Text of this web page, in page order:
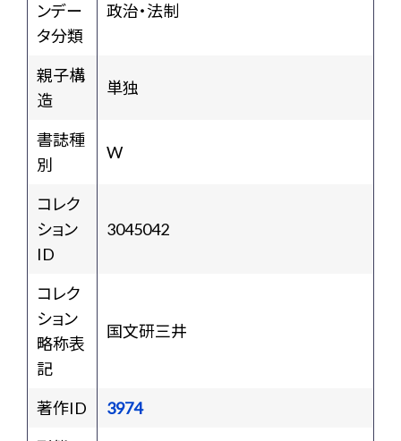
ンデー
タ分類
政治・法制
親子構
造
単独
書誌種
別
W
コレク
ション
ID
3045042
コレク
ション
略称表
記
国文研三井
著作ID
3974